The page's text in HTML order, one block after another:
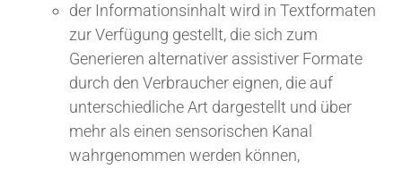
der Informationsinhalt wird in Textformaten
zur Verfügung gestellt, die sich zum
Generieren alternativer assistiver Formate
durch den Verbraucher eignen, die auf
unterschiedliche Art dargestellt und über
mehr als einen sensorischen Kanal
wahrgenommen werden können,